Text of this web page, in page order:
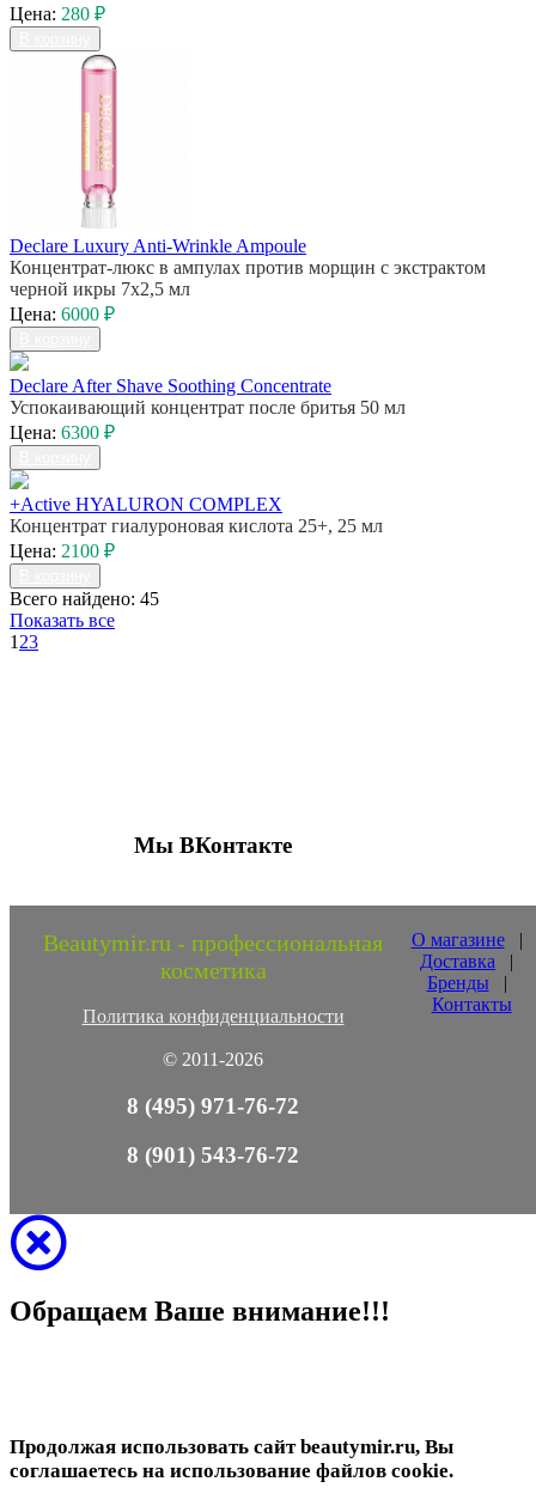
Цена: 280 ₽
Declare Luxury Anti-Wrinkle Ampoule
Концентрат-люкс в ампулах против морщин с экстрактом
черной икры 7х2,5 мл
Цена: 6000 ₽
Declare After Shave Soothing Concentrate
Успокаивающий концентрат после бритья 50 мл
Цена: 6300 ₽
+Active HYALURON COMPLEX
Концентрат гиалуроновая кислота 25+, 25 мл
Цена: 2100 ₽
Всего найдено: 45
Показать все
1 23
Мы ВКонтакте
Beautymir.ru - профессиональная
косметика
Политика конфиденциальности
© 2011-2026
О магазине|
Доставка |
Бренды |
Контакты
8 (495) 971-76-72
8 (901) 543-76-72
Обращаем Ваше внимание!!!
Продолжая использовать сайт beautymir.ru, Вы
соглашаетесь на использование файлов cookie.